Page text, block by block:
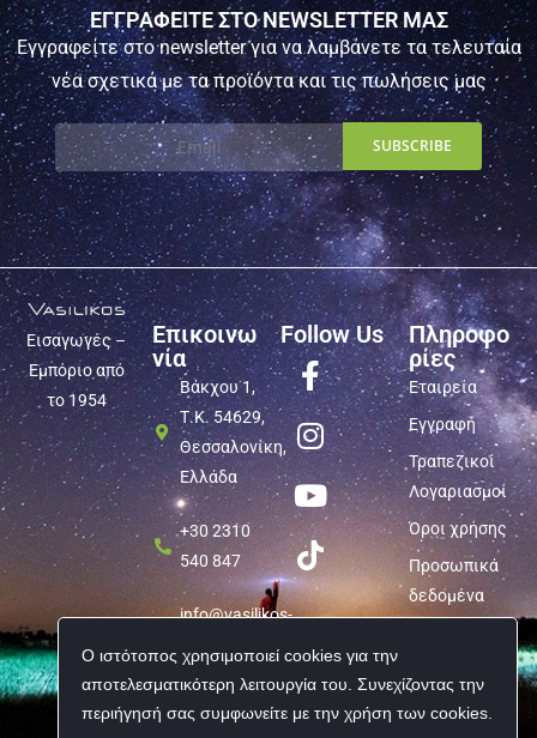
Ο ιστότοπος χρησιμοποιεί cookies για την
αποτελεσματικότερη λειτουργία του. Συνεχίζοντας την
περιήγησή σας συμφωνείτε με την χρήση των cookies.
ΕΓΓΡΑΦΕΙΤΕ ΣΤΟ NEWSLETTER ΜΑΣ
Εγγραφείτε στο newsletter για να λαμβάνετε τα τελευταία
νέα σχετικά με τα προϊόντα και τις πωλήσεις μας
Εισαγωγές –
Εμπόριο από
το 1954
Επικοινω
νία
Βάκχου 1,
Τ.Κ. 54629,
Θεσσαλονίκη,
Ελλάδα
+30 2310
540 847
info@vasilikos-
Follow Us
Πληροφο
ρίες
Εταιρεία
Εγγραφή
Τραπεζικοί
Λογαριασμοί
Όροι χρήσης
Προσωπικά
δεδομένα